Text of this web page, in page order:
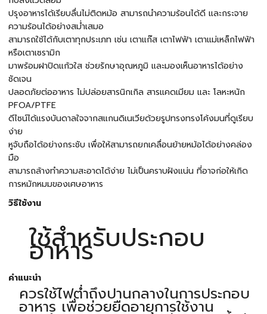
ปรุงอาหารได้เรียบลื่นไม่ติดหม้อ สามารถนำความร้อนได้ดี และกระจาย
ความร้อนได้อย่างสม่ำเสมอ
สามารถใช้ได้กับเตาทุกประเภท เช่น เตาแก๊ส เตาไฟฟ้า เตาแม่เหล็กไฟฟ้า
หรือเตาเซรามิก
มาพร้อมฝาปิดแก้วใส ช่วยรักษาอุณหภูมิ และมองเห็นอาหารได้อย่าง
ชัดเจน
ปลอดภัยต่ออาหาร ไม่ปล่อยสารนิกเกิล สารแคดเมียม และ โลหะหนัก
PFOA/PTFE
ดีไซน์ได้แรงบันดาลใจจากสแกนดิเนเวียด้วยรูปทรงทรงโค้งมนที่ดูเรียบ
ง่าย
หูจับถือได้อย่างกระชับ เพื่อให้สามารถยกเคลื่อนย้ายหม้อได้อย่างคล่อง
มือ
สามารถล้างทำความสะอาดได้ง่าย ไม่เป็นคราบฝังแน่น ที่อาจก่อให้เกิด
การหมักหมมของเศษอาหาร
วิธีใช้งาน
ใช้สำหรับประกอบ
อาหาร
คำแนะนำ
ควรใช้ไฟต่ำถึงปานกลางในการประกอบ
อาหาร เพื่อช่วยยืดอายุการใช้งาน